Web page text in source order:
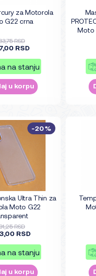
za Motorola
G22 crna
RSD
RSD
na stanju
u korpu
Moto
Ultra Thin za
Moto G22
RSD
RSD
na stanju
u korpu
-20%